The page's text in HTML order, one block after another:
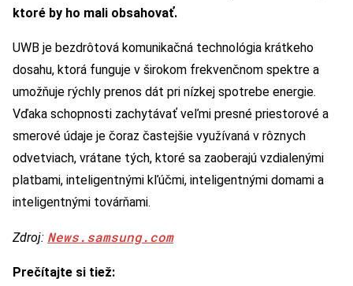
ktoré by ho mali obsahovať.
UWB je bezdrôtová komunikačná technológia krátkeho
dosahu, ktorá funguje v širokom frekvenčnom spektre a
umožňuje rýchly prenos dát pri nízkej spotrebe energie.
Vďaka schopnosti zachytávať veľmi presné priestorové a
smerové údaje je čoraz častejšie využívaná v rôznych
odvetviach, vrátane tých, ktoré sa zaoberajú vzdialenými
platbami, inteligentnými kľúčmi, inteligentnými domami a
inteligentnými továrňami.
Zdroj: News.samsung.com
Prečítajte si tiež: